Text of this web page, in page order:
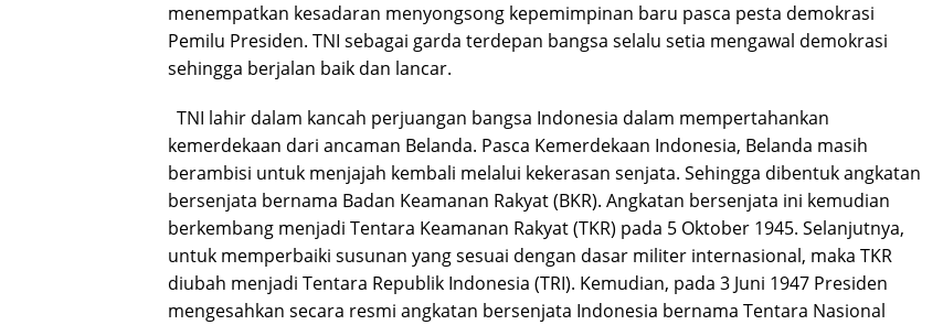
menempatkan kesadaran menyongsong kepemimpinan baru pasca pesta demokrasi
Pemilu Presiden. TNI sebagai garda terdepan bangsa selalu setia mengawal demokrasi
sehingga berjalan baik dan lancar.
TNI lahir dalam kancah perjuangan bangsa Indonesia dalam mempertahankan
kemerdekaan dari ancaman Belanda. Pasca Kemerdekaan Indonesia, Belanda masih
berambisi untuk menjajah kembali melalui kekerasan senjata. Sehingga dibentuk angkatan
bersenjata bernama Badan Keamanan Rakyat (BKR). Angkatan bersenjata ini kemudian
berkembang menjadi Tentara Keamanan Rakyat (TKR) pada 5 Oktober 1945. Selanjutnya,
untuk memperbaiki susunan yang sesuai dengan dasar militer internasional, maka TKR
diubah menjadi Tentara Republik Indonesia (TRI). Kemudian, pada 3 Juni 1947 Presiden
mengesahkan secara resmi angkatan bersenjata Indonesia bernama Tentara Nasional